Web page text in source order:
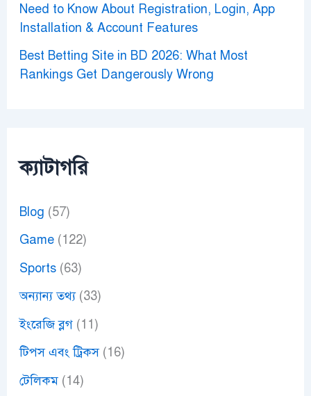
Need to Know About Registration, Login, App
Installation & Account Features
Best Betting Site in BD 2026: What Most
Rankings Get Dangerously Wrong
ক্যাটাগরি
Blog (57)
Game(122)
Sports(63)
অন্যান্য তথ্য(33)
ইংরেজি ব্লগ(11)
টিপস এবং ট্রিকস(16)
টেলিকম(14)